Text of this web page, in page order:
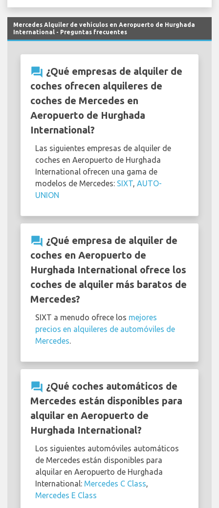
Mercedes Alquiler de vehículos en Aeropuerto de Hurghada
International - Preguntas frecuentes
question_answer ¿Qué empresas de alquiler de
coches ofrecen alquileres de
coches de Mercedes en
Aeropuerto de Hurghada
International?
Las siguientes empresas de alquiler de
coches en Aeropuerto de Hurghada
International ofrecen una gama de
modelos de Mercedes: SIXT, AUTO-
UNION
question_answer ¿Qué empresa de alquiler de
coches en Aeropuerto de
Hurghada International ofrece los
coches de alquiler más baratos de
Mercedes?
SIXT a menudo ofrece los mejores
precios en alquileres de automóviles de
Mercedes.
question_answer ¿Qué coches automáticos de
Mercedes están disponibles para
alquilar en Aeropuerto de
Hurghada International?
Los siguientes automóviles automáticos
de Mercedes están disponibles para
alquilar en Aeropuerto de Hurghada
International: Mercedes C Class,
Mercedes E Class